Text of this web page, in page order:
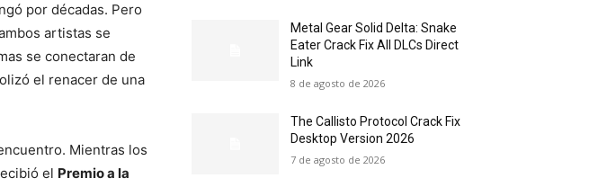
por décadas. Pero
artistas se
se conectaran de
el renacer de una
Mientras los
el Premio a la
Metal Gear Solid Delta: Snake
Eater Crack Fix All DLCs Direct
Link
8 de agosto de 2026
The Callisto Protocol Crack Fix
Desktop Version 2026
7 de agosto de 2026